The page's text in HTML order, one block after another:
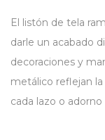
El listón de tela
darle un acabado
decoraciones y
metálico reflejan
cada lazo o